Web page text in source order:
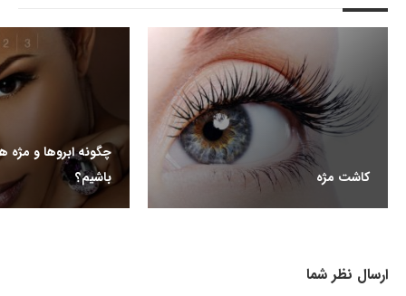
کاشت مژه
چگونه ابروها و مژه
باشیم؟
ارسال نظر شما